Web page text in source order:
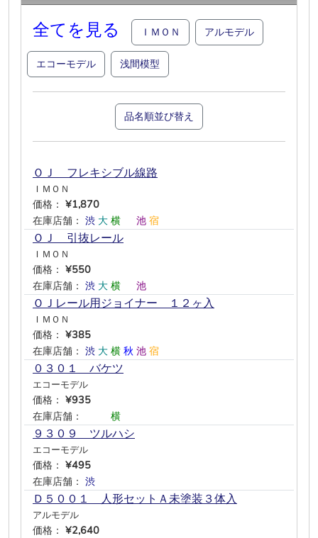
全てを見る ＩＭＯＮ アルモデル
エコーモデル 浅間模型
品名順並び替え
ＯＪ フレキシブル線路
ＩＭＯＮ
価格： ¥1,870
在庫店舗： 渋 大 横 池 宿
ＯＪ 引抜レール
ＩＭＯＮ
価格： ¥550
在庫店舗： 渋 大 横 池
ＯＪレール用ジョイナー １２ヶ入
ＩＭＯＮ
価格： ¥385
在庫店舗： 渋 大 横 秋 池 宿
０３０１ バケツ
エコーモデル
価格： ¥935
在庫店舗：
横
９３０９ ツルハシ
エコーモデル
価格： ¥495
在庫店舗： 渋
Ｄ５００１ 人形セットＡ未塗装３体入
アルモデル
価格： ¥2,640